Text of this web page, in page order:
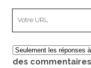
mail
votre
site
des